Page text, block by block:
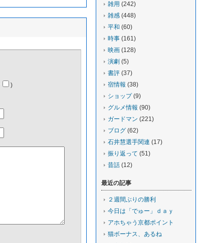
)
雑用 (242)
雑感 (448)
平和 (60)
時事 (161)
映画 (128)
演劇 (5)
書評 (37)
宿情報 (38)
ショップ(9)
グルメ情報 (90)
ガードマン (221)
ブログ (62)
石井慧選手関連 (17)
振り返って (51)
昔話 (12)
最近の記事
２週間ぶりの勝利
今日は「でゅー」ｄａｙ
アホちゃう京都ポイント
猫ボーナス、あるね